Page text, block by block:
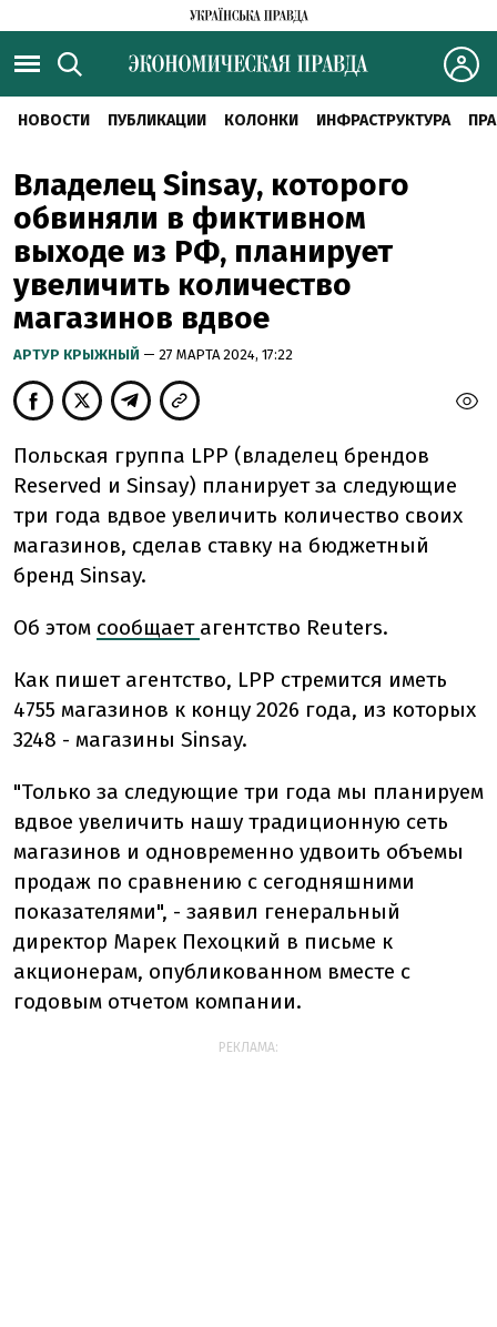
НОВОСТИ ПУБЛИКАЦИИ КОЛОНКИ ИНФРАСТРУКТУРА
Владелец Sinsay, которого
обвиняли в фиктивном
выходе из РФ, планирует
увеличить количество
магазинов вдвое
АРТУР КРЫЖНЫЙ — 27 МАРТА 2024, 17:22
Польская группа LPP (владелец брендов
Reserved и Sinsay) планирует за следующие
три года вдвое увеличить количество своих
магазинов, сделав ставку на бюджетный
бренд Sinsay.
Об этом сообщает агентство Reuters.
Как пишет агентство, LPP стремится иметь
4755 магазинов к концу 2026 года, из которых
3248 - магазины Sinsay.
"Только за следующие три года мы планируем
вдвое увеличить нашу традиционную сеть
магазинов и одновременно удвоить объемы
продаж по сравнению с сегодняшними
показателями", - заявил генеральный
директор Марек Пехоцкий в письме к
акционерам, опубликованном вместе с
годовым отчетом компании.
РЕКЛАМА: